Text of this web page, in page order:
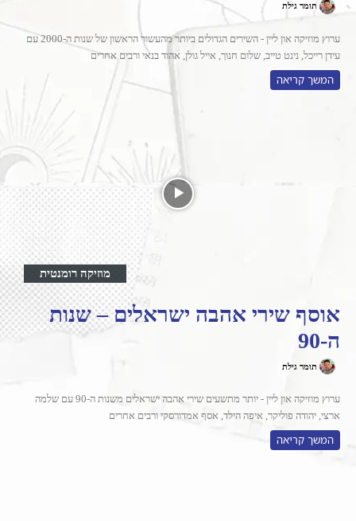
תומר גילת
ערוץ מוזיקה און ליין - השירים הגדולים ביותר מהעשור הראשון של שנות ה-2000 עם
עידן רייכל, נינט טייב, שלום חנוך, אייל גולן, אהוד בנאי ורבים אחרים
המשך קריאה
מוזיקה רומנטית
אוסף שירי אהבה ישראלים – שנות
ה-90
תומר גילת
ערוץ מוזיקה און ליין - יותר מתשעים שירי אהבה ישראלים משנות ה-90 עם שלמה
ארצי, יהודה פוליקר, איפה הילד, אסף אמדורסקי ורבים אחרים
המשך קריאה